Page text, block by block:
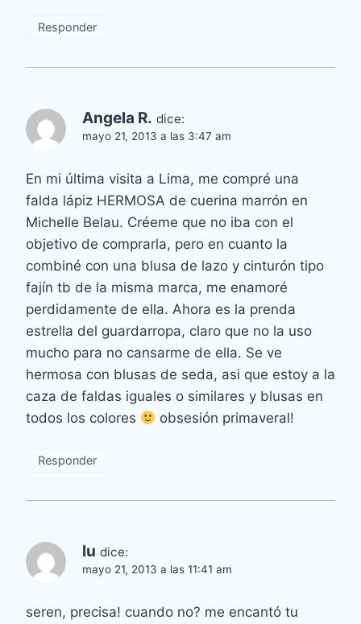
Responder
Angela R. dice:
mayo 21, 2013 a las 3:47 am
En mi última visita a Lima, me compré una
falda lápiz HERMOSA de cuerina marrón en
Michelle Belau. Créeme que no iba con el
objetivo de comprarla, pero en cuanto la
combiné con una blusa de lazo y cinturón tipo
fajín tb de la misma marca, me enamoré
perdidamente de ella. Ahora es la prenda
estrella del guardarropa, claro que no la uso
mucho para no cansarme de ella. Se ve
hermosa con blusas de seda, asi que estoy a la
caza de faldas iguales o similares y blusas en
todos los colores
obsesión primaveral!
Responder
lu dice:
mayo 21, 2013 a las 11:41 am
seren, precisa! cuando no? me encantó tu